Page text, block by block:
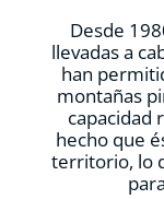
Desde
llevadas a
han
montañas
capacidad
hecho que
territorio, lo